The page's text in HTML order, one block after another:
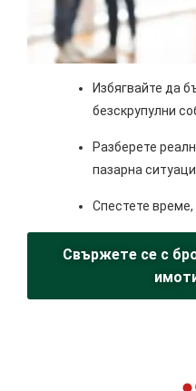
Избягвайте да
безскрупулни
Разберете
пазарна
Спестете време,
Свържете се с